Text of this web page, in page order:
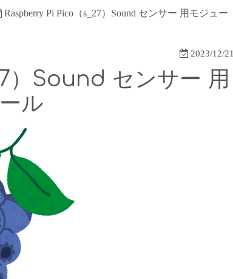
Raspberry Pi Pico（s_27）Sound センサー 用モジュー
2023/12/21
Sound センサー 用
ル